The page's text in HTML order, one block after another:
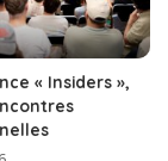
« Insiders »,